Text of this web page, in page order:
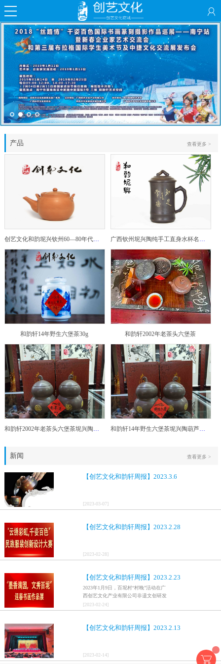
产品 查看更多 >
创艺文化和韵坭兴钦州60—80年代坭兴陶老壶——玉奎壶 广西钦州坭兴陶纯手工直身水杯名家陶瓷大师紫砂建水紫陶
和韵轩14年野生六堡茶30g 和韵轩2002年老茶头六堡茶
和韵轩2002年老茶头六堡茶坭兴陶葫芦茶罐 和韵轩14年野生六堡茶坭兴陶葫芦茶罐
新闻
【创艺文化和韵轩周报】2023.3.6
[2023-03-07]
【创艺文化和韵轩周报】2023.2.28
[2023-02-28]
【创艺文化和韵轩周报】2023.2.23
2023年1月9日，百坭村“村晚”活动在广
西创艺文化产业有限公司非遗文创研发
基地、百色市乐业县百坭壮族织布技艺
传承创意基地正式开启，活动紧扣“启航
村特色设计舞美，突出乡村文艺新体
[2023-02-24]
【创艺文化和韵轩周报】2023.2.13
[2023-02-14]
查看更多 >